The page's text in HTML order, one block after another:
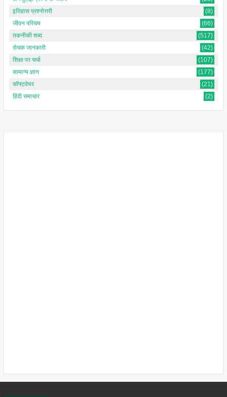
इतिहास प्रश्नोत्तरी
(8)
जीवन परिचय
(66)
तकनीकी शब्द
(517)
रोचक जानकारी
(42)
शिक्षा पर चर्चा
(107)
सामान्य ज्ञान
(177)
सॉफ्टवेयर
(21)
हिंदी समाचार
(2)